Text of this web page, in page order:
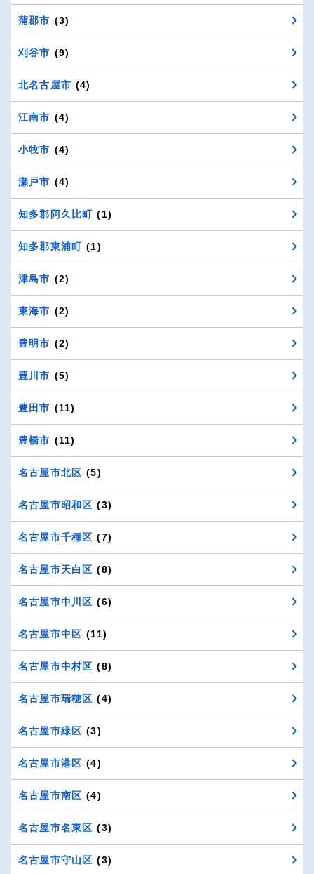
蒲郡市 (3)
刈谷市 (9)
北名古屋市 (4)
江南市 (4)
小牧市 (4)
瀬戸市 (4)
知多郡阿久比町 (1)
知多郡東浦町 (1)
津島市 (2)
東海市 (2)
豊明市 (2)
豊川市 (5)
豊田市 (11)
豊橋市 (11)
名古屋市北区 (5)
名古屋市昭和区 (3)
名古屋市千種区 (7)
名古屋市天白区 (8)
名古屋市中川区 (6)
名古屋市中区 (11)
名古屋市中村区 (8)
名古屋市瑞穂区 (4)
名古屋市緑区 (3)
名古屋市港区 (4)
名古屋市南区 (4)
名古屋市名東区 (3)
名古屋市守山区 (3)